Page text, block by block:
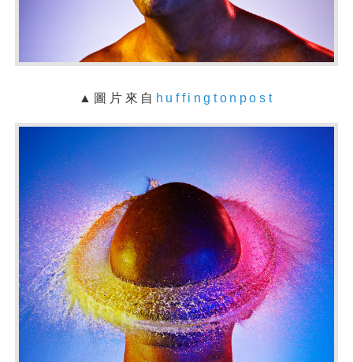
▲圖片來自 huffingtonpost